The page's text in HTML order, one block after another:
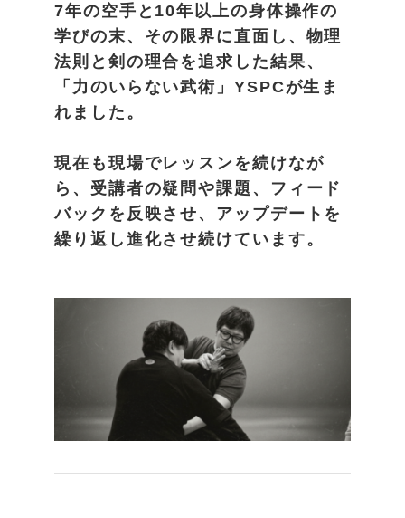
7年の空手と10年以上の身体操作の
学びの末、その限界に直面し、物理
法則と剣の理合を追求した結果、
「力のいらない武術」YSPCが生ま
れました。
現在も現場でレッスンを続けなが
ら、受講者の疑問や課題、フィード
バックを反映させ、アップデートを
繰り返し進化させ続けています。